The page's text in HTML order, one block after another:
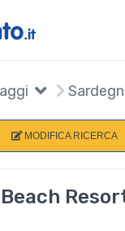
MODIFICA RICERCA